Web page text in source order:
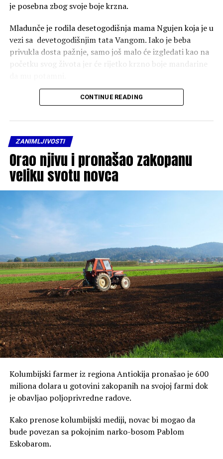
je posebna zbog svoje boje krzna.
Mladunče je rodila desetogodišnja mama Ngujen koja je u
vezi sa devetogodišnjim tata Vangom. Iako je beba
privukla dosta pažnje, samo još malo će izgledati kao na
početku svog života jer će rijetko krzno boje mandarine
Kako piše Sun, bebe se rađaju sa ovom bojom da bi
njima brinu drugi članovi grupe. Tim u zoološkom vrtu
Vipsnejd je obaviješten o rođenju od strane uzbuđenog
posjetioca, koji je primijetio majku Ngujen kako nosi
novorođenče u naručju.
„Oduševljeni smo što imamo bebu fransin langura u
našem vrtu”, rekla je Amanda Robinson, rukovodilac
odjeljenja za primate u zoološkom vrtu Vipsnejd.
CONTINUE READING
ZANIMLJIVOSTI
Orao njivu i pronašao zakopanu
veliku svotu novca
Kolumbijski farmer iz regiona Antiokija pronašao je 600
miliona dolara u gotovini zakopanih na svojoj farmi dok
je obavljao poljoprivredne radove.
Kako prenose kolumbijski mediji, novac bi mogao da
bude povezan sa pokojnim narko-bosom Pablom
Eskobarom.